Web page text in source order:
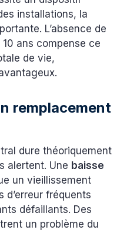
installations, la
L’absence de
ans compense ce
de vie,
remplacement
dure théoriquement
alertent. Une baisse
un vieillissement
d’erreur fréquents
défaillants. Des
un problème du